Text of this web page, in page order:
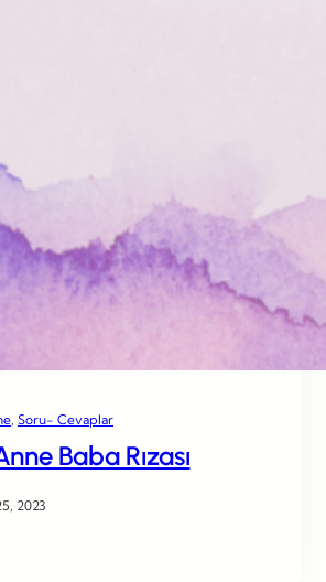
Soru- Cevaplar
Baba Rızası
2023